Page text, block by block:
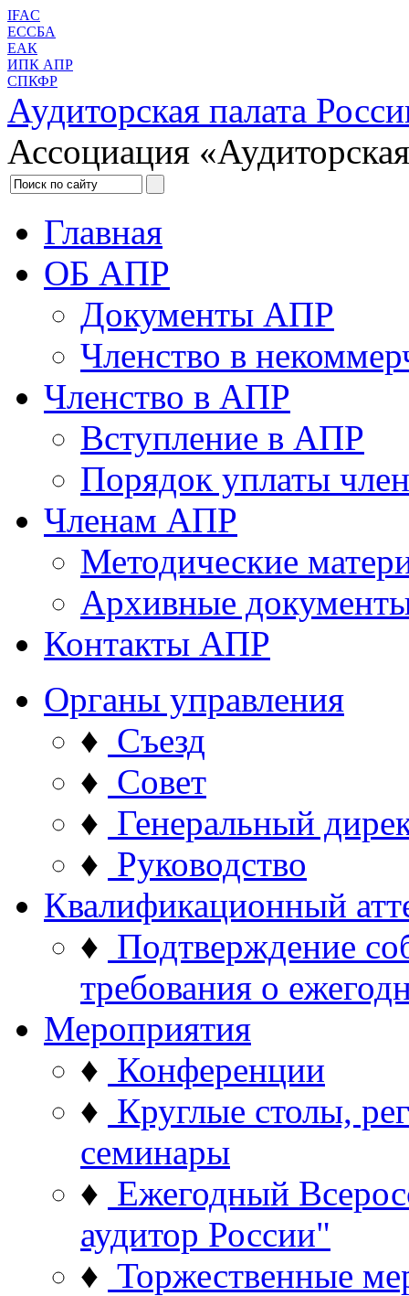
IFAC
ЕССБА
ЕАК
ИПК АПР
СПКФР
Аудиторская палата
Ассоциация
Главная
ОБ АПР
Документы АПР
Членство в
Членство в АПР
Вступление в АПР
Порядок уплаты
Членам АПР
Методические
Архивные
Контакты АПР
Органы управления
♦ Съезд
♦ Совет
♦ Генеральный
♦ Руководство
Квалификационный
♦ Подтверждение
требования о
Мероприятия
♦ Конференции
♦ Круглые столы,
семинары
♦ Ежегодный
аудитор России"
♦ Торжественные